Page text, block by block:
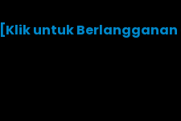
[Klik untuk Berlangganan